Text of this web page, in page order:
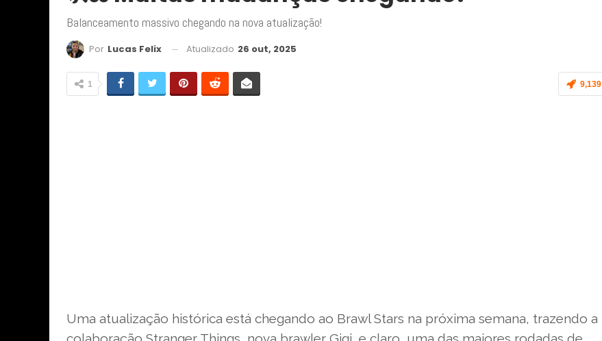
Balanceamento massivo chegando na nova atualização!
Por Lucas Felix Atualizado 26 out, 2025
9,139
1
Uma atualização histórica está chegando ao Brawl Stars na próxima semana, trazendo a